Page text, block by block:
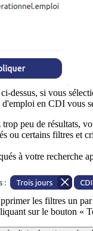
dessus, si vous
d'emploi en CDI vous
trop peu de résultats,
ou certains filtres et
à votre recherche
les filtres un
sur le bouton «